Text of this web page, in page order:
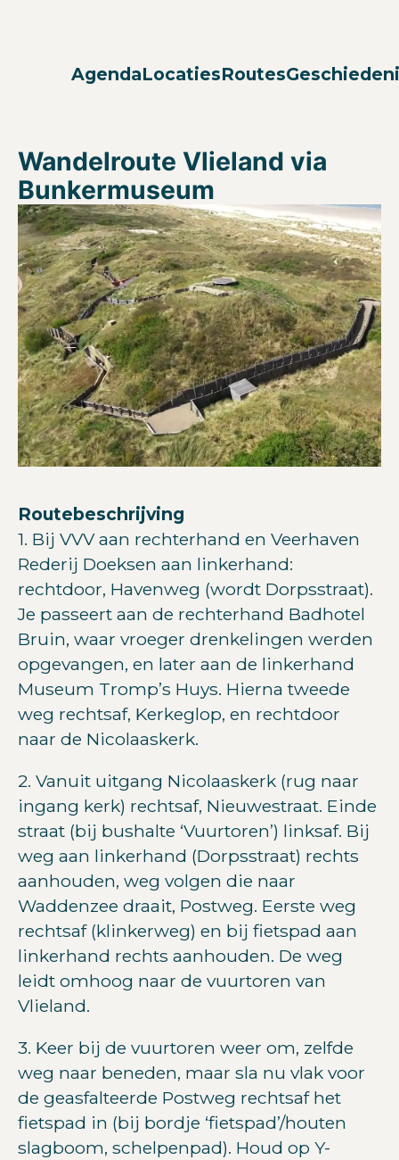
AgendaLocatiesRoutes
Wandelroute Vlieland via
Bunkermuseum
Routebeschrijving
1. Bij VVV aan rechterhand en Veerhaven
Rederij Doeksen aan linkerhand:
rechtdoor, Havenweg (wordt Dorpsstraat).
Je passeert aan de rechterhand Badhotel
Bruin, waar vroeger drenkelingen werden
opgevangen, en later aan de linkerhand
Museum Tromp’s Huys. Hierna tweede
weg rechtsaf, Kerkeglop, en rechtdoor
naar de Nicolaaskerk.
2. Vanuit uitgang Nicolaaskerk (rug naar
ingang kerk) rechtsaf, Nieuwestraat. Einde
straat (bij bushalte ‘Vuurtoren’) linksaf. Bij
weg aan linkerhand (Dorpsstraat) rechts
aanhouden, weg volgen die naar
Waddenzee draait, Postweg. Eerste weg
rechtsaf (klinkerweg) en bij fietspad aan
linkerhand rechts aanhouden. De weg
leidt omhoog naar de vuurtoren van
Vlieland.
3. Keer bij de vuurtoren weer om, zelfde
weg naar beneden, maar sla nu vlak voor
de geasfalteerde Postweg rechtsaf het
fietspad in (bij bordje ‘fietspad’/houten
slagboom, schelpenpad). Houd op Y-